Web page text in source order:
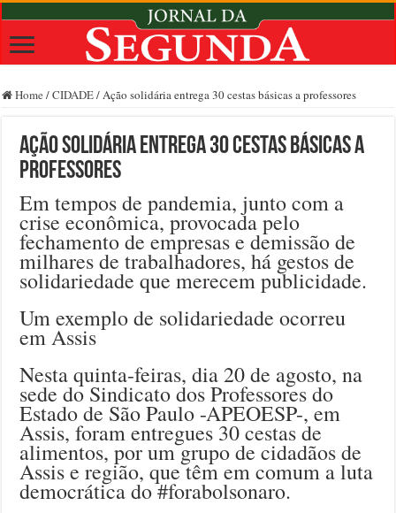
Home /CIDADE/Ação solidária entrega 30 cestas básicas a professores
Ação solidária entrega 30 cestas básicas a
professores
Em tempos de pandemia, junto com a
crise econômica, provocada pelo
fechamento de empresas e demissão de
milhares de trabalhadores, há gestos de
solidariedade que merecem publicidade.
Um exemplo de solidariedade ocorreu
em Assis
Nesta quinta-feiras, dia 20 de agosto, na
sede do Sindicato dos Professores do
Estado de São Paulo -APEOESP-, em
Assis, foram entregues 30 cestas de
alimentos, por um grupo de cidadãos de
Assis e região, que têm em comum a luta
democrática do #forabolsonaro.